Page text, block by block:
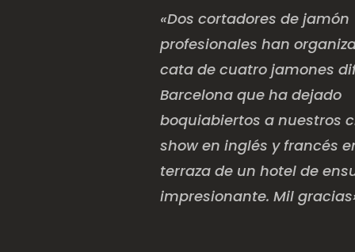
«Dos cortadores de jamón
profesionales han
cata de cuatro jamones
Barcelona que ha dejado
boquiabiertos a nuestros
show en inglés y francés
terraza de un hotel de
impresionante. Mil